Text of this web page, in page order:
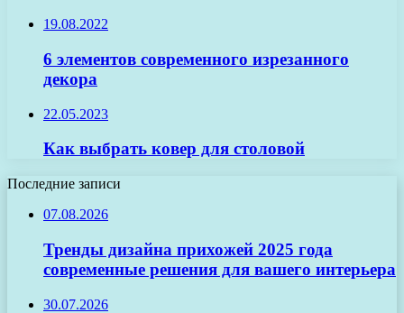
19.08.2022
6 элементов современного изрезанного
декора
22.05.2023
Как выбрать ковер для столовой
Последние записи
07.08.2026
Тренды дизайна прихожей 2025 года
современные решения для вашего интерьера
30.07.2026